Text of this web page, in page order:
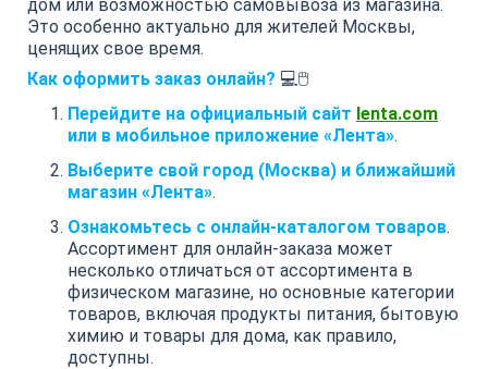
дом или возможностью самовывоза из магазина.
Это особенно актуально для жителей Москвы,
ценящих свое время.
Как оформить заказ онлайн? 💻🖱️
Перейдите на официальный сайт lenta.com
или в мобильное приложение «Лента».
Выберите свой город (Москва) и ближайший
магазин «Лента».
Ознакомьтесь с онлайн-каталогом товаров.
Ассортимент для онлайн-заказа может
несколько отличаться от ассортимента в
физическом магазине, но основные категории
товаров, включая продукты питания, бытовую
химию и товары для дома, как правило,
доступны.